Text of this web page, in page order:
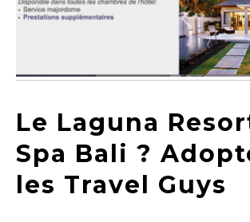
Le Laguna
Spa Bali ?
les Travel Guys